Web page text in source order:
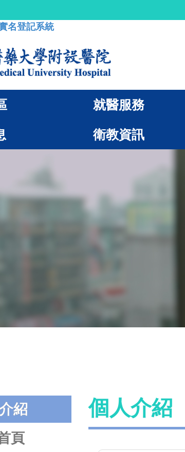
名登記系統
就醫服務
衛教資訊
紹
頁
個人介紹